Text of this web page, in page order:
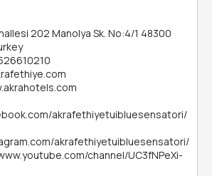
202 Manolya Sk. No:4/1 48300
akrafethiyetuibluesensatori/
akrafethiyetuibluesensatori/
channel/UC3fNPeXi-